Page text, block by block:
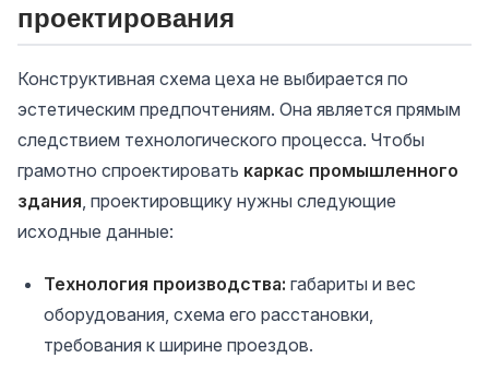
проектирования
Конструктивная схема цеха не выбирается по
эстетическим предпочтениям. Она является прямым
следствием технологического процесса. Чтобы
грамотно спроектировать каркас промышленного
здания, проектировщику нужны следующие
исходные данные:
Технология производства: габариты и вес
оборудования, схема его расстановки,
требования к ширине проездов.